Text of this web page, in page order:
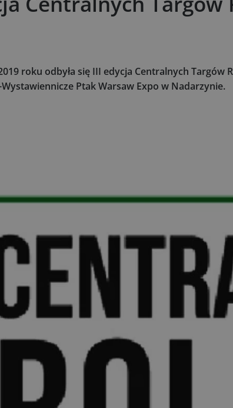
roku odbyła się III edycja Centralnych
Ptak Warsaw Expo w Nadarzynie.